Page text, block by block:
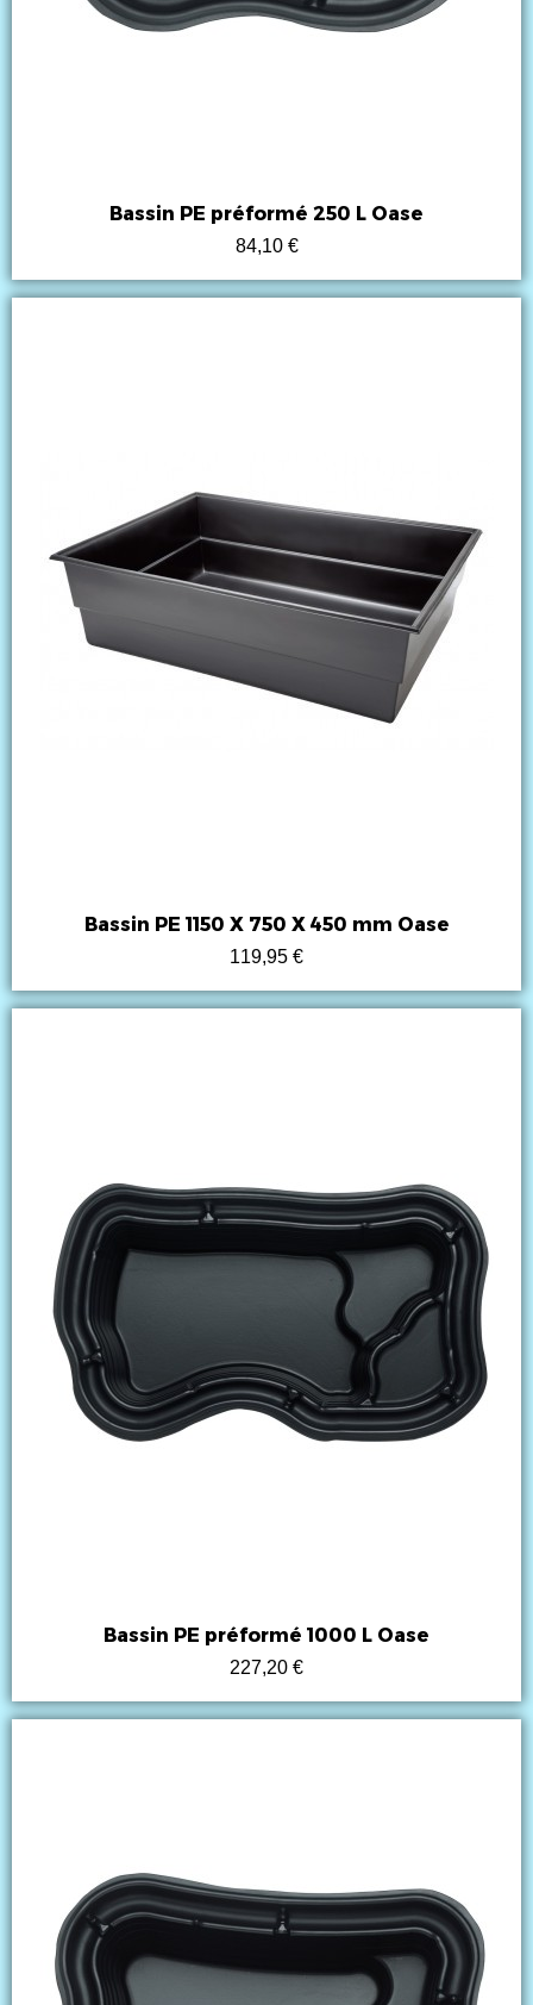
Bassin PE préformé 250 L Oase
84,10 €
Bassin PE 1150 X 750 X 450 mm Oase
119,95 €
Bassin PE préformé 1000 L Oase
227,20 €